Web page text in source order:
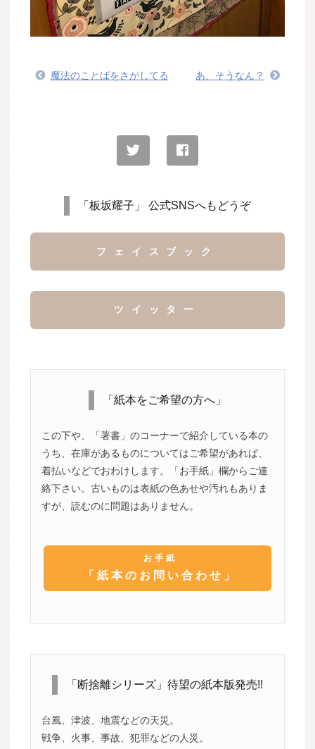
魔法のことばをさがしてる あ、そうなん？
「板坂耀子」 公式SNSへもどうぞ
フェイスブック
ツイッター
「紙本をご希望の方へ」
この下や、「著書」のコーナーで紹介している本の
うち、在庫があるものについてはご希望があれば、
着払いなどでおわけします。「お手紙」欄からご連
絡下さい。古いものは表紙の色あせや汚れもありま
すが、読むのに問題はありません。
お手紙
「紙本のお問い合わせ」
「断捨離シリーズ」待望の紙本版発売!!
台風、津波、地震などの天災。
戦争、火事、事故、犯罪などの人災。